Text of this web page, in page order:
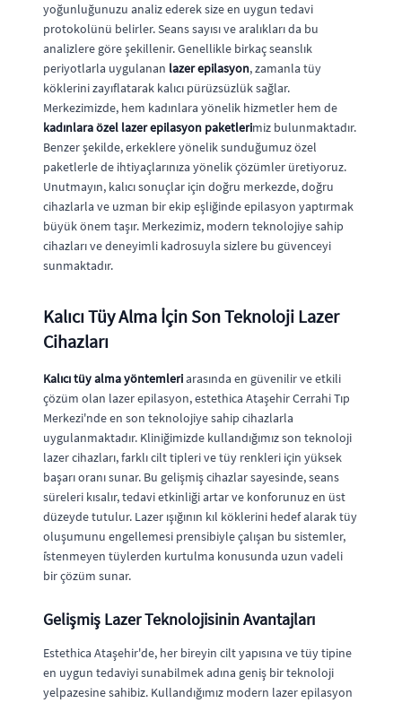
yoğunluğunuzu analiz ederek size en uygun tedavi
protokolünü belirler. Seans sayısı ve aralıkları da bu
analizlere göre şekillenir. Genellikle birkaç seanslık
periyotlarla uygulanan lazer epilasyon, zamanla tüy
köklerini zayıflatarak kalıcı pürüzsüzlük sağlar.
Merkezimizde, hem kadınlara yönelik hizmetler hem de
kadınlara özel lazer epilasyon paketlerimiz bulunmaktadır.
Benzer şekilde, erkeklere yönelik sunduğumuz özel
paketlerle de ihtiyaçlarınıza yönelik çözümler üretiyoruz.
Unutmayın, kalıcı sonuçlar için doğru merkezde, doğru
cihazlarla ve uzman bir ekip eşliğinde epilasyon yaptırmak
büyük önem taşır. Merkezimiz, modern teknolojiye sahip
cihazları ve deneyimli kadrosuyla sizlere bu güvenceyi
sunmaktadır.
Kalıcı Tüy Alma İçin Son Teknoloji Lazer
Cihazları
Kalıcı tüy alma yöntemleriarasında en güvenilir ve etkili
çözüm olan lazer epilasyon, estethica Ataşehir Cerrahi Tıp
Merkezi'nde en son teknolojiye sahip cihazlarla
uygulanmaktadır. Kliniğimizde kullandığımız son teknoloji
lazer cihazları, farklı cilt tipleri ve tüy renkleri için yüksek
başarı oranı sunar. Bu gelişmiş cihazlar sayesinde, seans
süreleri kısalır, tedavi etkinliği artar ve konforunuz en üst
düzeyde tutulur. Lazer ışığının kıl köklerini hedef alarak tüy
oluşumunu engellemesi prensibiyle çalışan bu sistemler,
i̇stenmeyen tüylerden kurtulma konusunda uzun vadeli
bir çözüm sunar.
Gelişmiş Lazer Teknolojisinin Avantajları
Estethica Ataşehir'de, her bireyin cilt yapısına ve tüy tipine
en uygun tedaviyi sunabilmek adına geniş bir teknoloji
yelpazesine sahibiz. Kullandığımız modern lazer epilasyon